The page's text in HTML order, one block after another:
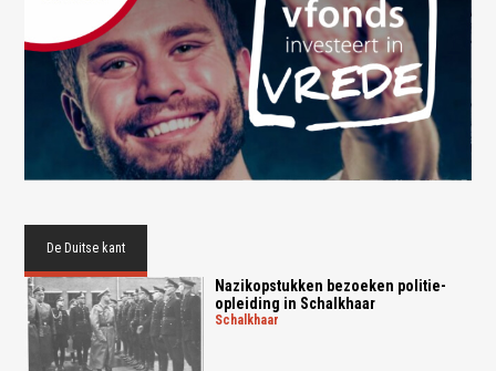
De Duitse kant
Nazikopstukken bezoeken politie-
opleiding in Schalkhaar
schalkhaar